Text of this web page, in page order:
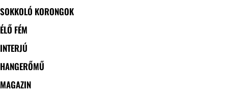
SOKKOLÓ KORONGOK
ÉLŐ FÉM
INTERJÚ
HANGERŐMŰ
MAGAZIN